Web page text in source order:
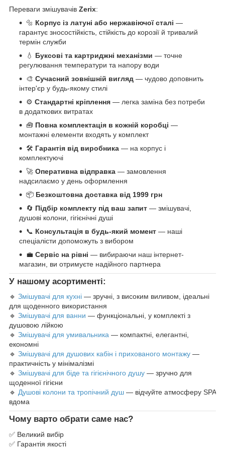
Переваги змішувачів Zerix:
🔩 Корпус із латуні або нержавіючої сталі —
гарантує зносостійкість, стійкість до корозії й тривалий
термін служби
💧 Буксові та картриджні механізми — точне
регулювання температури та напору води
🎨 Сучасний зовнішній вигляд — чудово доповнить
інтер'єр у будь-якому стилі
⚙️ Стандартні кріплення — легка заміна без потреби
в додаткових витратах
🧰 Повна комплектація в кожній коробці —
монтажні елементи входять у комплект
🛠️ Гарантія від виробника — на корпус і
комплектуючі
🚀 Оперативна відправка — замовлення
надсилаємо у день оформлення
📦 Безкоштовна доставка від 1999 грн
🔄 Підбір комплекту під ваш запит — змішувачі,
душові колони, гігієнічні душі
📞 Консультація в будь-який момент — наші
спеціалісти допоможуть з вибором
💼 Сервіс на рівні — вибираючи наш інтернет-
магазин, ви отримуєте надійного партнера
У нашому асортименті:
🔹 Змішувачі для кухні — зручні, з високим виливом, ідеальні
для щоденного використання
🔹 Змішувачі для ванни — функціональні, у комплекті з
душовою лійкою
🔹 Змішувачі для умивальника — компактні, елегантні,
економні
🔹 Змішувачі для душових кабін і прихованого монтажу —
практичність у мінімалізмі
🔹 Змішувачі для біде та гігієнічного душу — зручно для
щоденної гігієни
🔹 Душові колони та тропічний душ — відчуйте атмосферу SPA
вдома
Чому варто обрати саме нас?
✅ Великий вибір
✅ Гарантія якості